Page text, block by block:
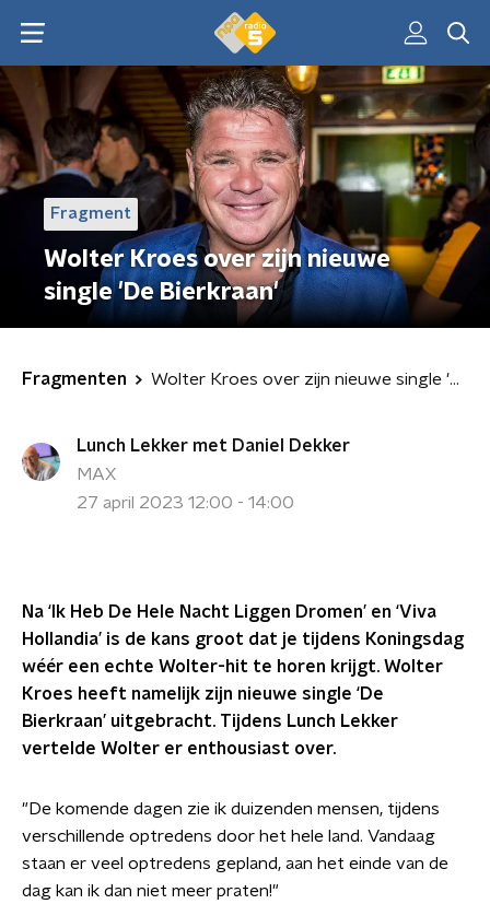
Fragment
Wolter Kroes over zijn nieuwe
single 'De Bierkraan'
Fragmenten Wolter Kroes over zijn nieuwe single 'De Bierkraan'
Lunch Lekker met Daniel Dekker
MAX
27 april 2023 12:00 - 14:00
Na ‘Ik Heb De Hele Nacht Liggen Dromen’ en ‘Viva
Hollandia’ is de kans groot dat je tijdens Koningsdag
wéér een echte Wolter-hit te horen krijgt. Wolter
Kroes heeft namelijk zijn nieuwe single ‘De
Bierkraan’ uitgebracht. Tijdens Lunch Lekker
vertelde Wolter er enthousiast over.
"De komende dagen zie ik duizenden mensen, tijdens
verschillende optredens door het hele land. Vandaag
staan er veel optredens gepland, aan het einde van de
dag kan ik dan niet meer praten!"